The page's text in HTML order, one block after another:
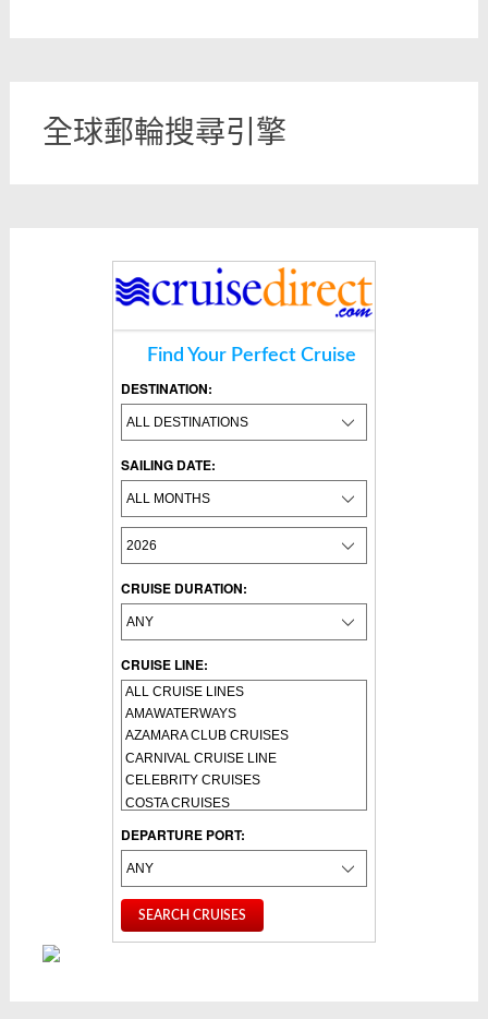
全球郵輪搜尋引擎
Find Your Perfect Cruise
DESTINATION:
SAILING DATE:
CRUISE DURATION:
CRUISE LINE:
DEPARTURE PORT: